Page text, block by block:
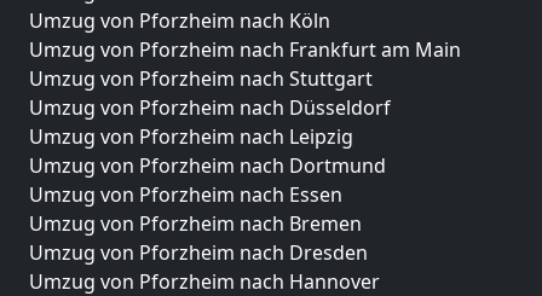
Umzug von Pforzheim nach Köln
Umzug von Pforzheim nach Frankfurt am Main
Umzug von Pforzheim nach Stuttgart
Umzug von Pforzheim nach Düsseldorf
Umzug von Pforzheim nach Leipzig
Umzug von Pforzheim nach Dortmund
Umzug von Pforzheim nach Essen
Umzug von Pforzheim nach Bremen
Umzug von Pforzheim nach Dresden
Umzug von Pforzheim nach Hannover